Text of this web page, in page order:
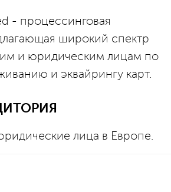
- процессинговая
широкий спектр
и юридическим лицам по
и эквайрингу карт.
лица в Европе.